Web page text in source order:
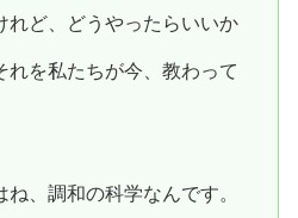
れど、どうやったらいいか
れを私たちが今、教わって
、調和の科学なんです。